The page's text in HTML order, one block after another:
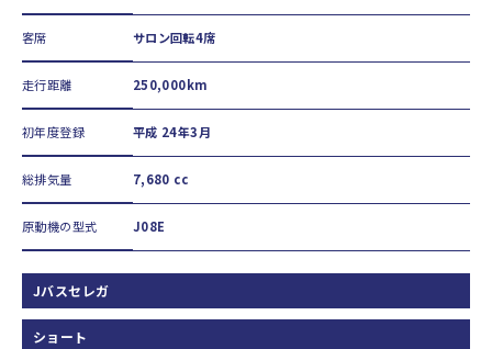
客席 サロン回転4席
走行距離 250,000km
初年度登録 平成 24年3月
総排気量 7,680 cc
原動機の型式 J08E
Jバスセレガ
ショート